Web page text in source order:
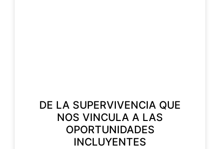
DE LA SUPERVIVENCIA QUE
NOS VINCULA A LAS
OPORTUNIDADES
INCLUYENTES